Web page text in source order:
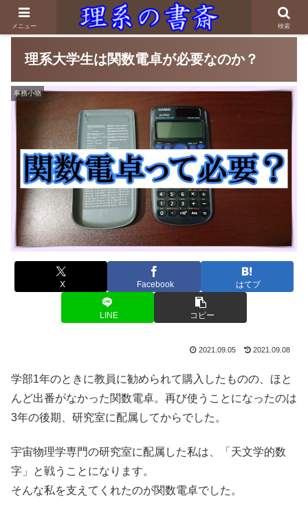
理系大学生は関数電卓が必要なのか？
事務小物
X Facebook はてブ
LINE コピー
2021.09.05 2021.09.08
学部1年のときに教員に勧められて購入したものの、ほと
んど出番がなかった関数電卓。再び使うことになったのは
3年の後期、研究室に配属してからでした。
宇宙物理学専門の研究室に配属した私は、「天文学的数
字」と戦うことになります。
そんな私を支えてくれたのが関数電卓でした。
メニュー 検索